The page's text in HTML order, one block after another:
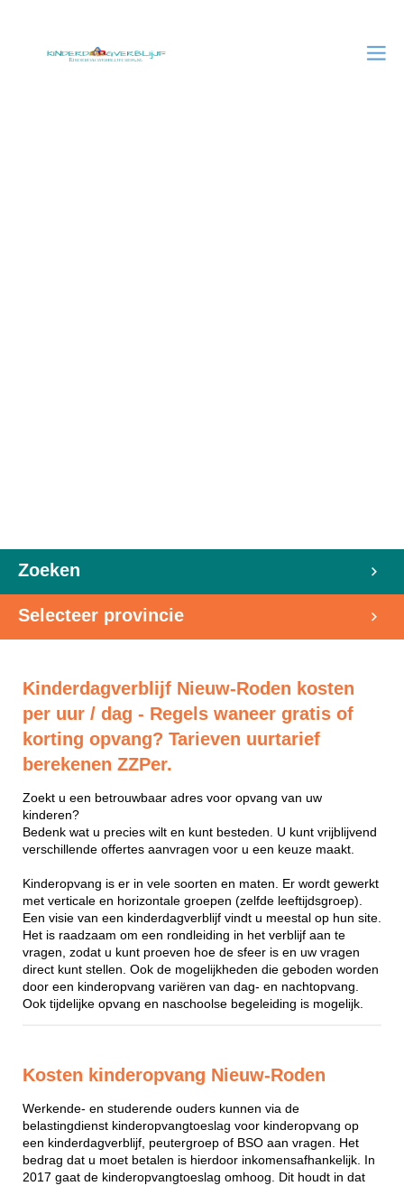
Zoeken
Selecteer provincie
Kinderdagverblijf Nieuw-Roden kosten
per uur / dag - Regels waneer gratis of
korting opvang? Tarieven uurtarief
berekenen ZZPer.
Zoekt u een betrouwbaar adres voor opvang van uw
kinderen?
Bedenk wat u precies wilt en kunt besteden. U kunt vrijblijvend
verschillende offertes aanvragen voor u een keuze maakt.
Kinderopvang is er in vele soorten en maten. Er wordt gewerkt
met verticale en horizontale groepen (zelfde leeftijdsgroep).
Een visie van een kinderdagverblijf vindt u meestal op hun site.
Het is raadzaam om een rondleiding in het verblijf aan te
vragen, zodat u kunt proeven hoe de sfeer is en uw vragen
direct kunt stellen. Ook de mogelijkheden die geboden worden
door een kinderopvang variëren van dag- en nachtopvang.
Ook tijdelijke opvang en naschoolse begeleiding is mogelijk.
Kosten kinderopvang Nieuw-Roden
Werkende- en studerende ouders kunnen via de
belastingdienst kinderopvangtoeslag voor kinderopvang op
een kinderdagverblijf, peutergroep of BSO aan vragen. Het
bedrag dat u moet betalen is hierdoor inkomensafhankelijk. In
2017 gaat de kinderopvangtoeslag omhoog. Dit houdt in dat